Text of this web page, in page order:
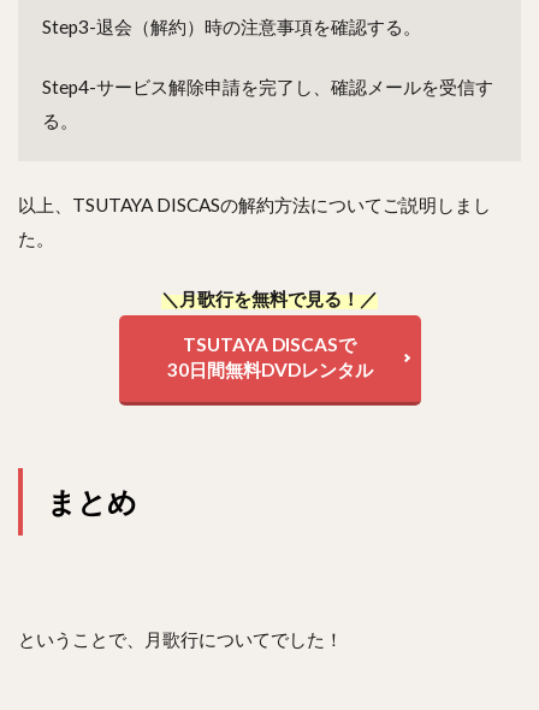
Step3-退会（解約）時の注意事項を確認する。
Step4-サービス解除申請を完了し、確認メールを受信す
る。
以上、TSUTAYA DISCASの解約方法についてご説明しまし
た。
＼月歌行を無料で見る！／
TSUTAYA DISCASで
30日間無料DVDレンタル
まとめ
ということで、月歌行についてでした！